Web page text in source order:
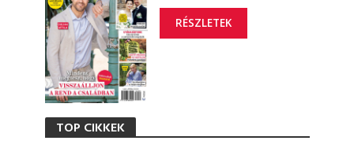
RÉSZLETEK
TOP CIKKEK